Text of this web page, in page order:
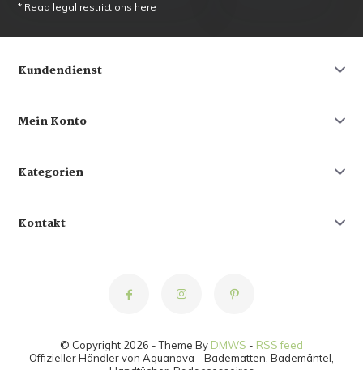
* Read legal restrictions here
Kundendienst
Mein Konto
Kategorien
Kontakt
© Copyright 2026 - Theme By DMWS - RSS feed
Offizieller Händler von Aquanova - Badematten, Bademäntel,